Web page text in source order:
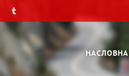
НАСЛОВНА